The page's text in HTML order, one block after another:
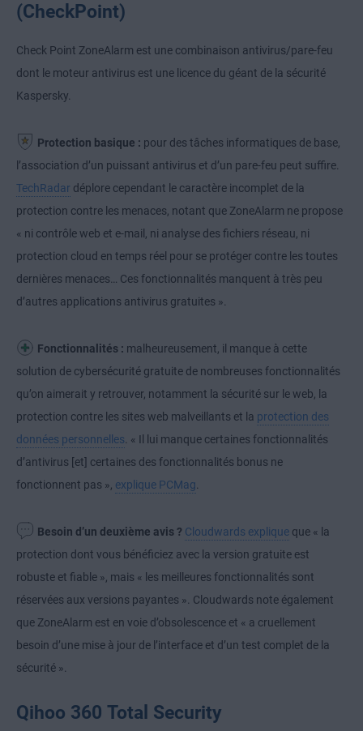
(CheckPoint)
Check Point ZoneAlarm est une combinaison antivirus/pare-feu
dont le moteur antivirus est une licence du géant de la sécurité
Kaspersky.
Protection basique : pour des tâches informatiques de base,
l’association d’un puissant antivirus et d’un pare-feu peut suffire.
TechRadar déplore cependant le caractère incomplet de la
protection contre les menaces, notant que ZoneAlarm ne propose
« ni contrôle web et e-mail, ni analyse des fichiers réseau, ni
protection cloud en temps réel pour se protéger contre les toutes
dernières menaces… Ces fonctionnalités manquent à très peu
d’autres applications antivirus gratuites ».
Fonctionnalités : malheureusement, il manque à cette
solution de cybersécurité gratuite de nombreuses fonctionnalités
qu’on aimerait y retrouver, notamment la sécurité sur le web, la
protection contre les sites web malveillants et la protection des
données personnelles. « Il lui manque certaines fonctionnalités
d’antivirus [et] certaines des fonctionnalités bonus ne
fonctionnent pas », explique PCMag.
Besoin d’un deuxième avis ? Cloudwards explique que « la
protection dont vous bénéficiez avec la version gratuite est
robuste et fiable », mais « les meilleures fonctionnalités sont
réservées aux versions payantes ». Cloudwards note également
que ZoneAlarm est en voie d’obsolescence et « a cruellement
besoin d’une mise à jour de l’interface et d’un test complet de la
sécurité ».
Qihoo 360 Total Security